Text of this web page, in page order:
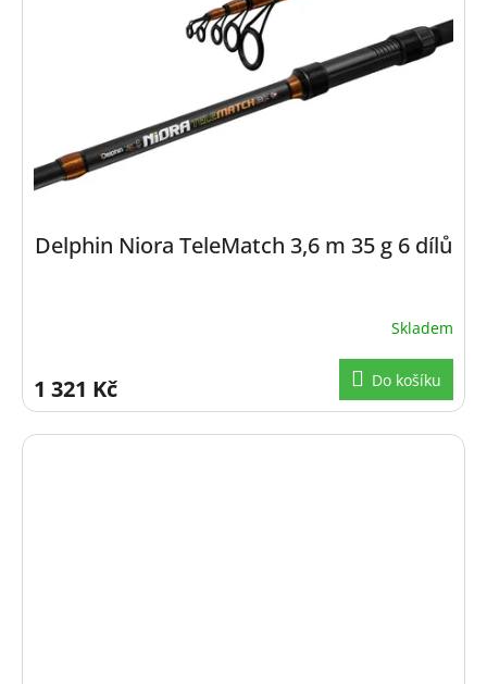
Delphin Niora TeleMatch 3,6 m 35 g 6 dílů
Skladem
1 321 Kč Do košíku